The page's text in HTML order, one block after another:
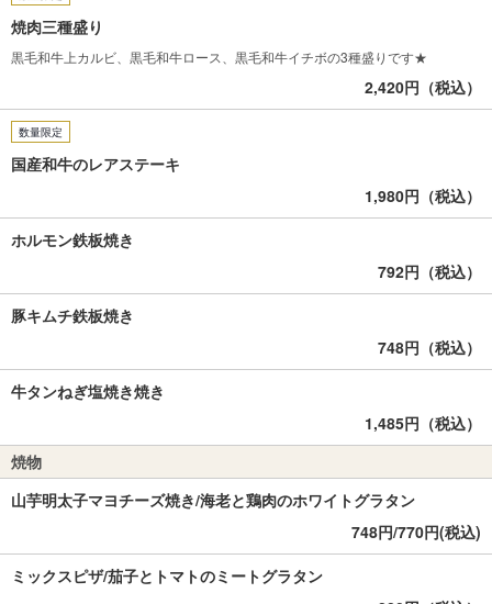
焼肉三種盛り
黒毛和牛上カルビ、黒毛和牛ロース、黒毛和牛イチボの3種盛りです★
2,420円（税込）
数量限定
国産和牛のレアステーキ
1,980円（税込）
ホルモン鉄板焼き
792円（税込）
豚キムチ鉄板焼き
748円（税込）
牛タンねぎ塩焼き焼き
1,485円（税込）
焼物
山芋明太子マヨチーズ焼き/海老と鶏肉のホワイトグラタン
748円/770円(税込)
ミックスピザ/茄子とトマトのミートグラタン